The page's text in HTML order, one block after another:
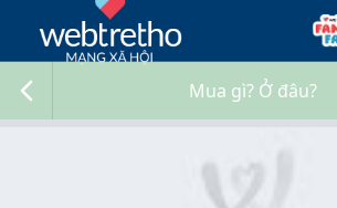
Mua gì? Ở đâu?